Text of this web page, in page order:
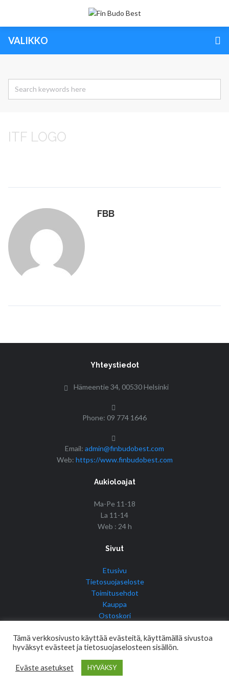
VALIKKO
ITF LOGO
FBB
Yhteystiedot
Hämeentie 34, 00530 Helsinki
Phone: 09 774 1646
Email: admin@finbudobest.com
Web: https://www.finbudobest.com
Aukioloajat
Ma-Pe 11-18
La 11-14
Web : 24 h
Sivut
Etusivu
Tietosuojaseloste
Toimitusehdot
Kauppa
Ostoskori
© Copyright 2017 Fin Budo Best | Golden Tiger
Tämä verkkosivusto käyttää evästeitä, käyttämällä sivustoa
hyväksyt evästeet ja tietosuojaselosteen sisällön.
Eväste asetukset HYVÄKSY